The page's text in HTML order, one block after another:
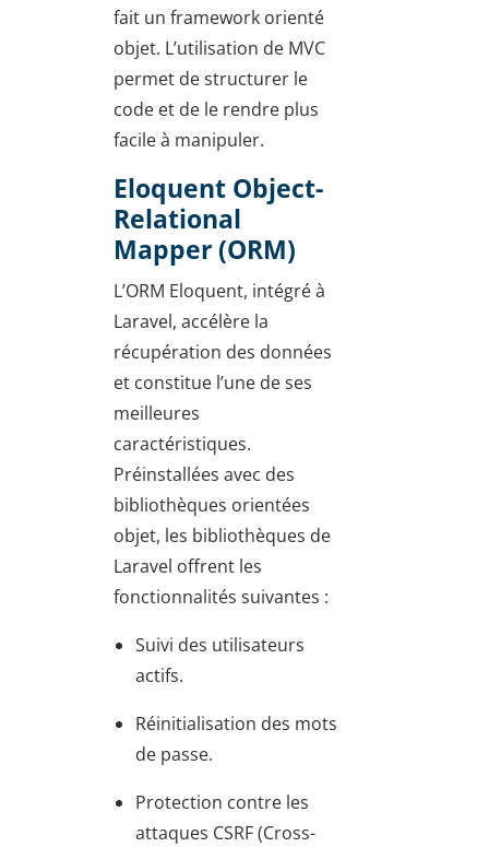
fait un framework orienté
objet. L’utilisation de MVC
permet de structurer le
code et de le rendre plus
facile à manipuler.
Eloquent Object-
Relational
Mapper (ORM)
L’ORM Eloquent, intégré à
Laravel, accélère la
récupération des données
et constitue l’une de ses
meilleures
caractéristiques.
Préinstallées avec des
bibliothèques orientées
objet, les bibliothèques de
Laravel offrent les
fonctionnalités suivantes :
Suivi des utilisateurs
actifs.
Réinitialisation des mots
de passe.
Protection contre les
attaques CSRF (Cross-